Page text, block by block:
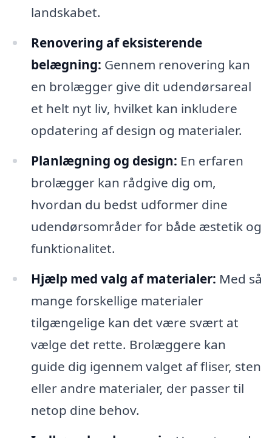
landskabet.
Renovering af eksisterende
belægning: Gennem renovering kan
en brolægger give dit udendørsareal
et helt nyt liv, hvilket kan inkludere
opdatering af design og materialer.
Planlægning og design: En erfaren
brolægger kan rådgive dig om,
hvordan du bedst udformer dine
udendørsområder for både æstetik og
funktionalitet.
Hjælp med valg af materialer: Med så
mange forskellige materialer
tilgængelige kan det være svært at
vælge det rette. Brolæggere kan
guide dig igennem valget af fliser, sten
eller andre materialer, der passer til
netop dine behov.